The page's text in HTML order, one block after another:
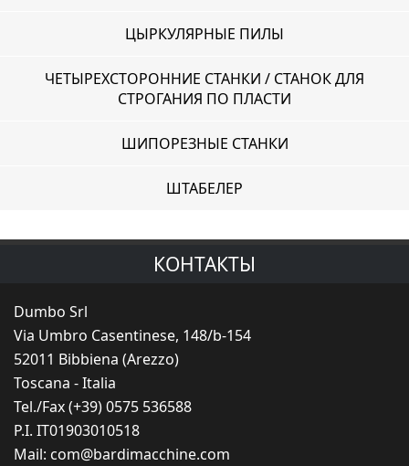
ЦЫРКУЛЯРНЫЕ ПИЛЫ
ЧЕТЫРЕХСТОРОННИЕ СТАНКИ / СТАНОК ДЛЯ
СТРОГАНИЯ ПО ПЛАСТИ
ШИПОРЕЗНЫЕ СТАНКИ
ШТАБЕЛЕР
КОНТАКТЫ
Dumbo Srl
Via Umbro Casentinese, 148/b-154
52011 Bibbiena (Arezzo)
Toscana - Italia
Tel./Fax (+39) 0575 536588
P.I. IT01903010518
Mail: com@bardimacchine.com